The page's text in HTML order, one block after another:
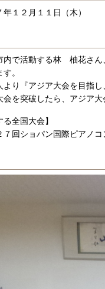
１２月１１日（木）
で活動する林 柚花さん
。
り『アジア大会を目指し
を突破したら、アジア大
全国大会】
回ショパン国際ピアノコ